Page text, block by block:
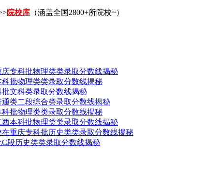
院校库 （涵盖全国2800+所院校~）
专科批物理类类录取分数线揭秘
批物理类类录取分数线揭秘
文科类录取分数线揭秘
类二段综合类录取分数线揭秘
批物理类类录取分数线揭秘
本科批物理类类录取分数线揭秘
重庆专科批历史类类录取分数线揭秘
段历史类类录取分数线揭秘